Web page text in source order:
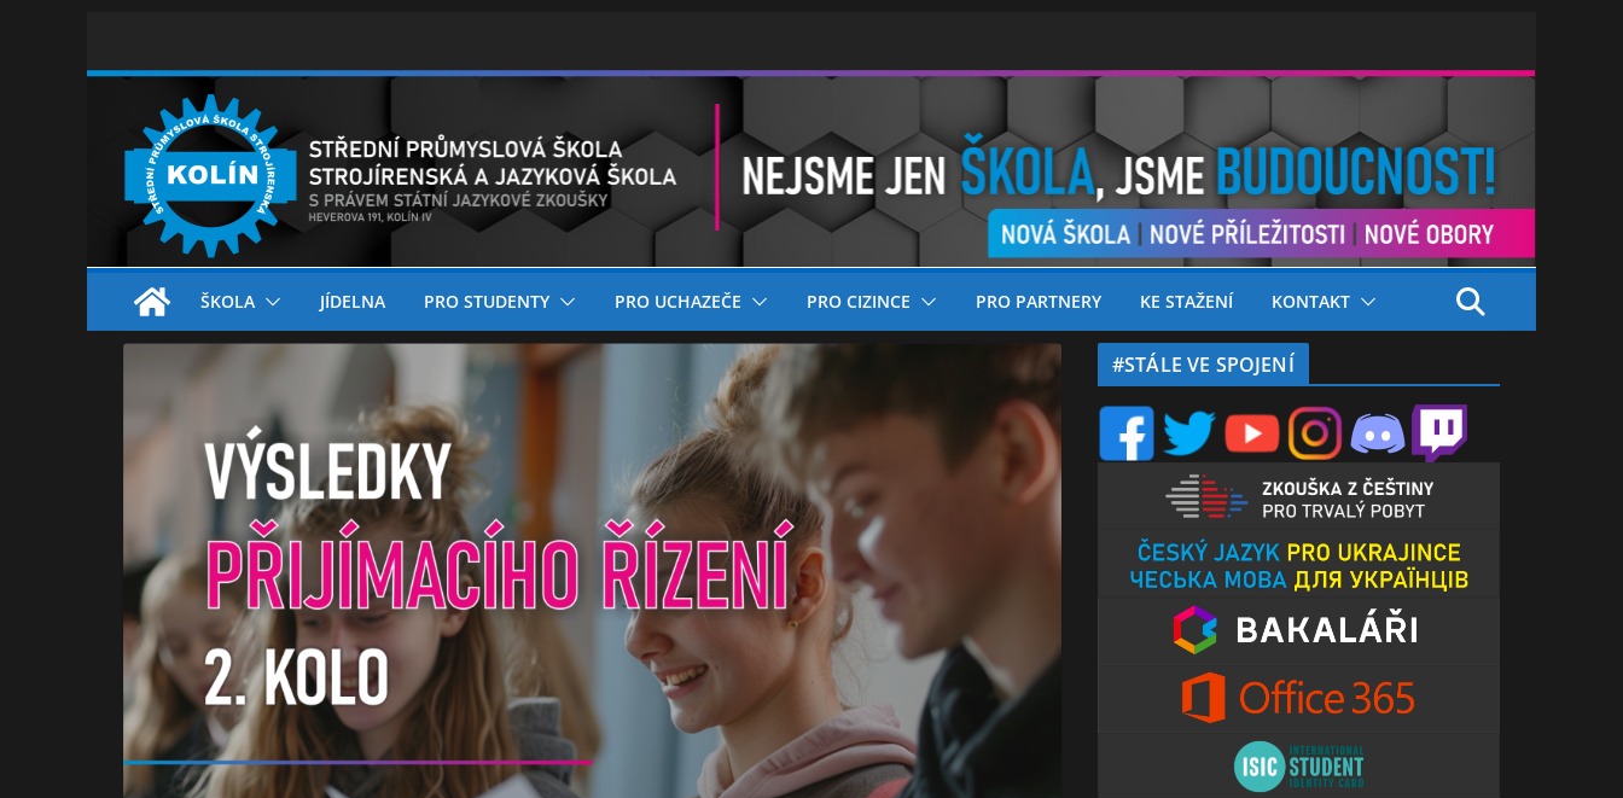
ŠKOLA JÍDELNA PRO STUDENTY PRO UCHAZEČE PRO CIZINCE PRO PARTNERY KE STAŽENÍ KONTAKT
#STÁLE VE SPOJENÍ